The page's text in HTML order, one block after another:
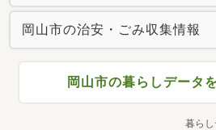
岡山市の治安・ごみ収集情報
岡山市の暮らしデータ
暮らし